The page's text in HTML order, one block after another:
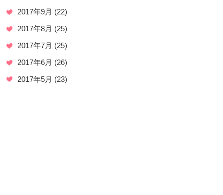
2017年9月 (22)
2017年8月 (25)
2017年7月 (25)
2017年6月 (26)
2017年5月 (23)